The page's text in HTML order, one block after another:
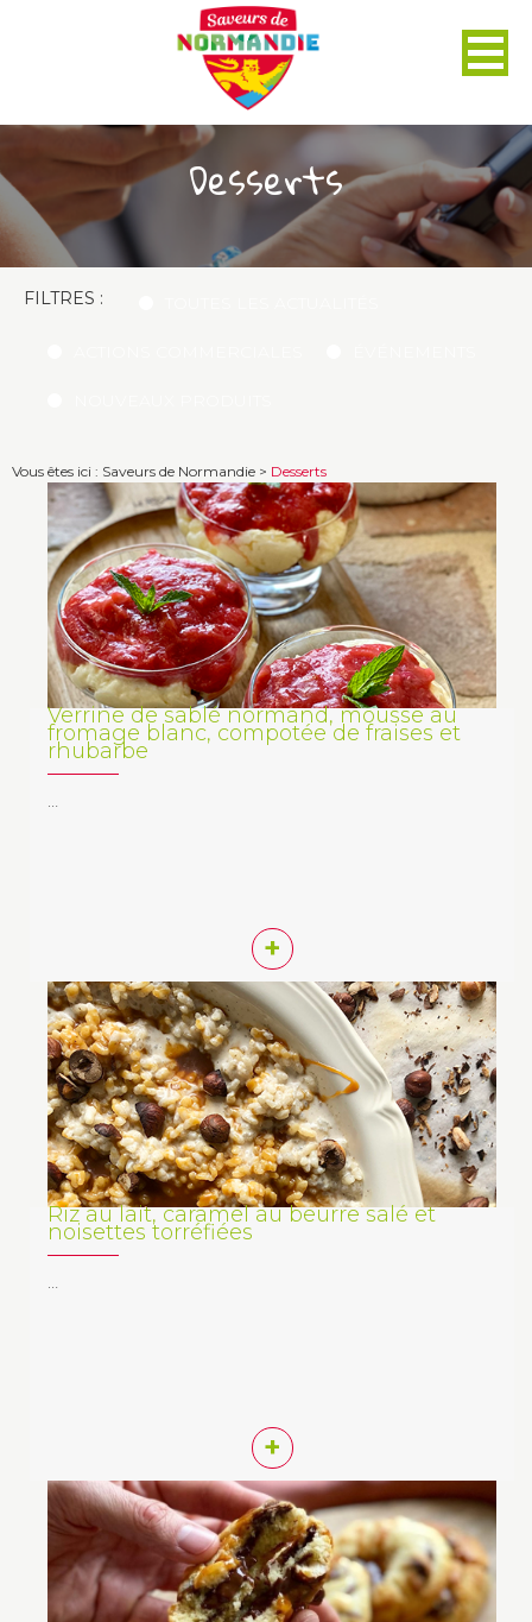
Desserts
FILTRES :
Vous êtes ici : Saveurs de Normandie > Desserts
Verrine de sablé normand, mousse au
fromage blanc, compotée de fraises et
rhubarbe
…
+
Riz au lait, caramel au beurre salé et
noisettes torréfiées
…
+
Panneau de gestion des cookies